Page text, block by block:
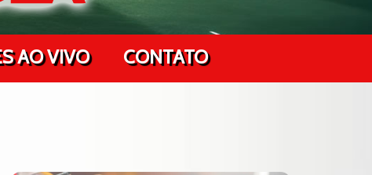
AO VIVO CONTATO